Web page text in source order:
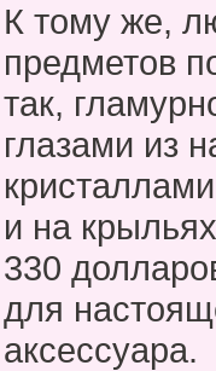
К тому же,
предметов
так,
глазами из
и на
330
для
аксессуара.